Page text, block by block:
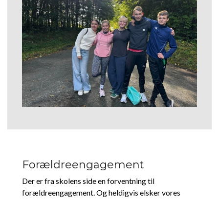
Forældreengagement
Der er fra skolens side en forventning til
forældreengagement. Og heldigvis elsker vores